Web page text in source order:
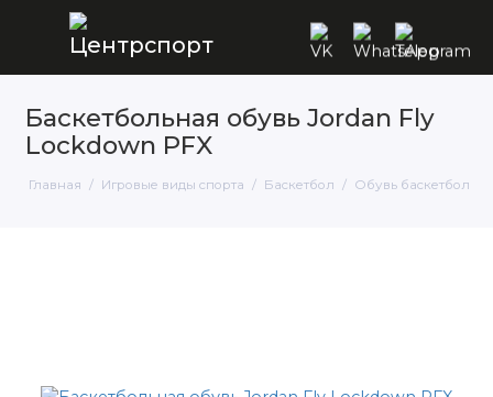
Баскетбольная обувь Jordan Fly
Lockdown PFX
Главная Игровые виды спорта Баскетбол Обувь